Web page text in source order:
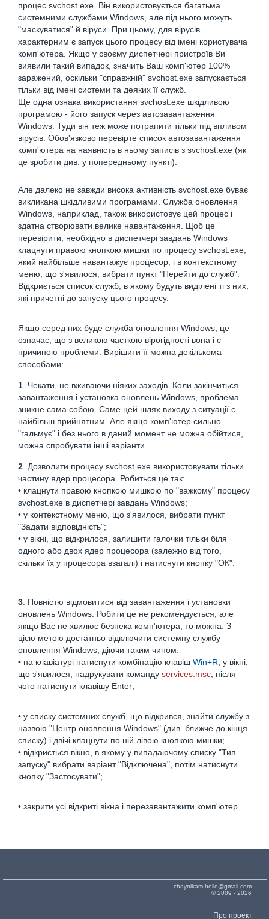
процес svchost.exe. Він використовується багатьма
системними службами Windows, але під нього можуть
"маскуватися" й віруси. При цьому, для вірусів
характерним є запуск цього процесу від імені користувача
комп'ютера. Якщо у своєму диспетчері пристроїв Ви
виявили такий випадок, значить Ваш комп'ютер 100%
заражений, оскільки "справжній" svchost.exe запускається
тільки від імені системи та деяких її служб.
Ще одна ознака використання svchost.exe шкідливою
програмою - його запуск через автозавантаження
Windows. Туди він теж може потрапити тільки під впливом
вірусів. Обов'язково перевірте список автозавантаження
комп'ютера на наявність в ньому записів з svchost.exe (як
це зробити див. у попередньому пункті).
Але далеко не завжди висока активність svchost.exe буває
викликана шкідливими програмами. Служба оновлення
Windows, наприклад, також використовує цей процес і
здатна створювати велике навантаження. Щоб це
перевірити, необхідно в диспетчері завдань Windows
клацнути правою кнопкою мишки по процесу svchost.exe,
який найбільше навантажує процесор, і в контекстному
меню, що з'явилося, вибрати пункт "Перейти до служб".
Відкриється список служб, в якому будуть виділені ті з них,
які причетні до запуску цього процесу.
Якщо серед них буде служба оновлення Windows, це
означає, що з великою часткою вірогідності вона і є
причиною проблеми. Вирішити її можна декількома
способами:
1 . Чекати, не вживаючи ніяких заходів. Коли закінчиться
завантаження і установка оновлень Windows, проблема
зникне сама собою. Саме цей шлях виходу з ситуації є
найбільш прийнятним. Але якщо комп'ютер сильно
"гальмує" і без нього в даний момент не можна обійтися,
можна спробувати інші варіанти.
2 . Дозволити процесу svchost.exe використовувати тільки
частину ядер процесора. Робиться це так:
• клацнути правою кнопкою мишкою по "важкому" процесу
svchost.exe в диспетчері завдань Windows;
• у контекстному меню, що з'явилося, вибрати пункт
"Задати відповідність";
• у вікні, що відкрилося, залишити галочки тільки біля
одного або двох ядер процесора (залежно від того,
скільки їх у процесора взагалі) і натиснути кнопку "ОК".
3 . Повністю відмовитися від завантаження і установки
оновлень Windows. Робити це не рекомендується, але
якщо Вас не хвилює безпека комп'ютера, то можна. З
цією метою достатньо відключити системну службу
оновлення Windows, діючи таким чином:
• на клавіатурі натиснути комбінацію клавішWin+R , у вікні,
що з'явилося, надрукувати командуservices.msc , після
чого натиснути клавішу Enter;
• у списку системних служб, що відкрився, знайти службу з
назвою "Центр оновлення Windows" (див. ближче до кінця
списку) і двічі клацнути по ній лівою кнопкою мишки;
• відкриється вікно, в якому у випадаючому списку "Тип
запуску" вибрати варіант "Відключена", потім натиснути
кнопку "Застосувати";
• закрити усі відкриті вікна і перезавантажити комп'ютер.
chaynikam.hello@gmail.com
© 2009 - 2026
Про проект